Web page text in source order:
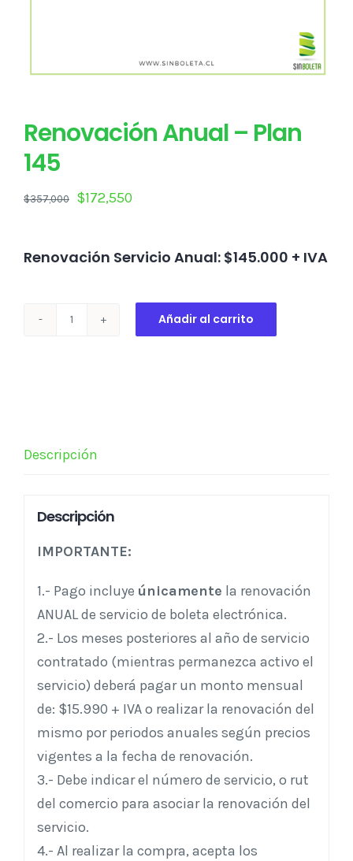
Renovación Anual – Plan
145
$357,000
El
era:
$172,550
es:
Renovación Servicio Anual: $145.000 + IVA
Renovación
cantidad
Añadir al carrito
Descripción
Descripción
IMPORTANTE:
1.- Pago incluye únicamente la renovación
ANUAL de servicio de boleta electrónica.
2.- Los meses posteriores al año de servicio
contratado (mientras permanezca activo el
servicio) deberá pagar un monto mensual
de: $15.990 + IVA o realizar la renovación del
mismo por periodos anuales según precios
vigentes a la fecha de renovación.
3.- Debe indicar el número de servicio, o rut
del comercio para asociar la renovación del
servicio.
4.- Al realizar la compra, acepta los